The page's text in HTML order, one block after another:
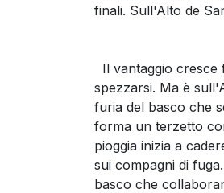
finali. Sull'Alto de
Il vantaggio
spezzarsi. Ma è
furia del basco che
forma un terzetto
pioggia inizia a
sui compagni di
basco che